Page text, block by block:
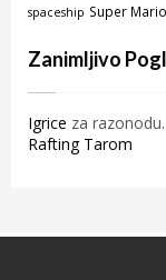
spaceship Super Mario
Zanimljivo
Igrice za razonodu.
Rafting Tarom